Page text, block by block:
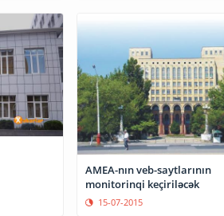
AMEA-nın veb-saytlarının
monitorinqi keçiriləcək
15-07-2015